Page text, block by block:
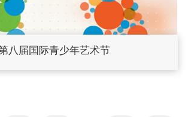
八届国际青少年艺术节